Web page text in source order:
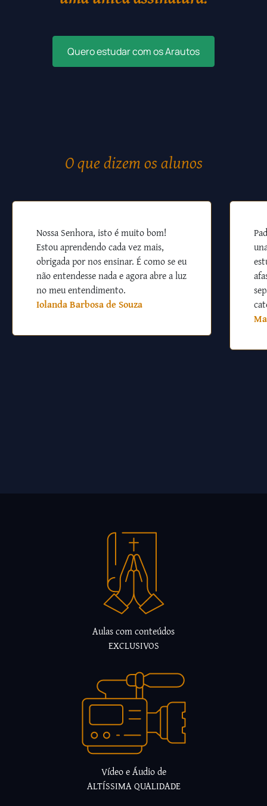
Quero estudar com os Arautos
O que dizem os alunos
Nossa Senhora, isto é muito bom!
Estou aprendendo cada vez mais,
obrigada por nos ensinar. É como se eu
não entendesse nada e agora abre a luz
no meu entendimento.
Iolanda Barbosa de Souza
Aulas com conteúdos
EXCLUSIVOS
Vídeo e Áudio de
ALTÍSSIMA QUALIDADE